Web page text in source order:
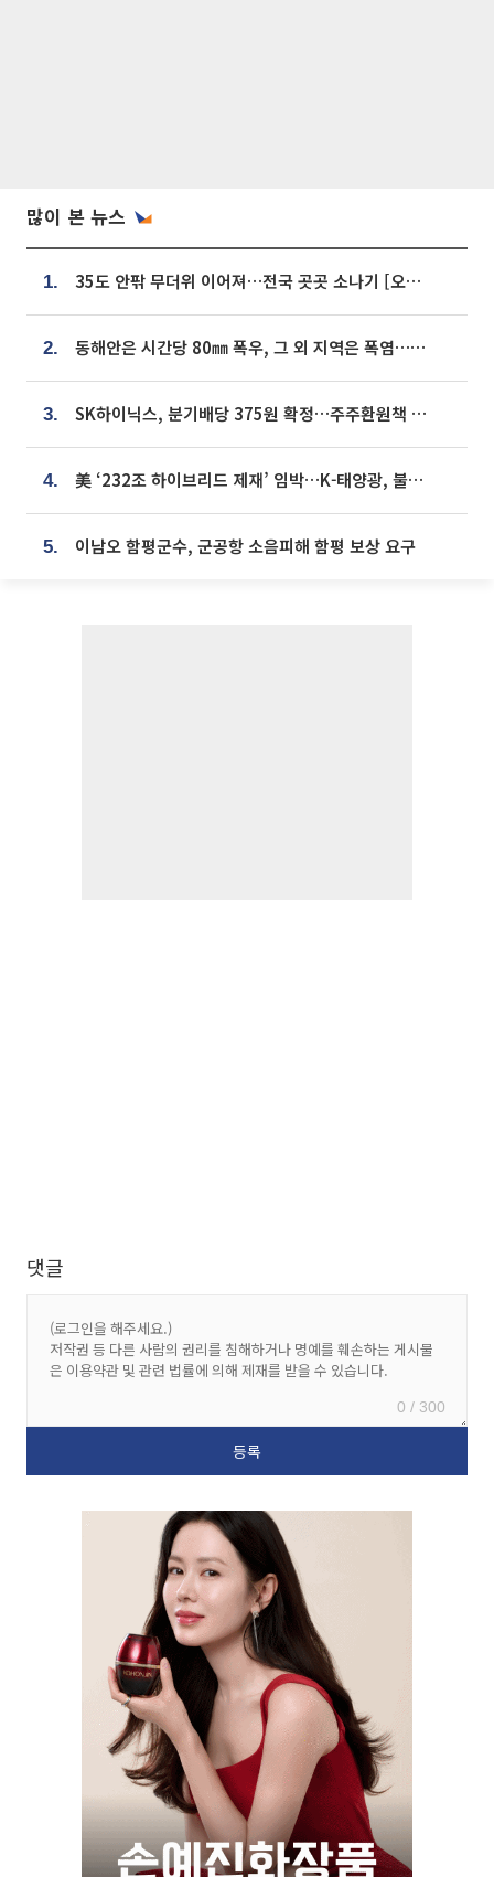
많이 본 뉴스
1. 35도 안팎 무더위 이어져…전국 곳곳 소나기 [오늘 날씨]
2. 동해안은 시간당 80㎜ 폭우, 그 외 지역은 폭염…‘극과 극 날씨’
3. SK하이닉스, 분기배당 375원 확정…주주환원책 9월로 앞당겨 발표
4. 美 ‘232조 하이브리드 제재’ 임박…K-태양광, 불확실성 털고 날개 다나
5. 이남오 함평군수, 군공항 소음피해 함평 보상 요구
댓글
0 / 300